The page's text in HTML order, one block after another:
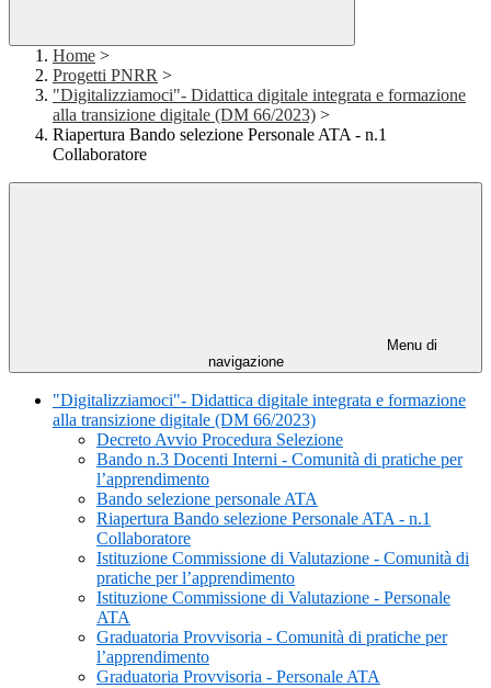
Home >
Progetti PNRR >
"Digitalizziamoci"- Didattica digitale integrata e formazione
alla transizione digitale (DM 66/2023) >
Riapertura Bando selezione Personale ATA - n.1
Collaboratore
Menu di
navigazione
"Digitalizziamoci"- Didattica digitale integrata e formazione
alla transizione digitale (DM 66/2023)
Decreto Avvio Procedura Selezione
Bando n.3 Docenti Interni - Comunità di pratiche per
l’apprendimento
Bando selezione personale ATA
Riapertura Bando selezione Personale ATA - n.1
Collaboratore
Istituzione Commissione di Valutazione - Comunità di
pratiche per l’apprendimento
Istituzione Commissione di Valutazione - Personale
ATA
Graduatoria Provvisoria - Comunità di pratiche per
l’apprendimento
Graduatoria Provvisoria - Personale ATA